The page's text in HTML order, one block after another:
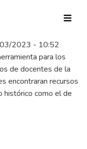
2023 - 10:52
para los
de docentes de la
encontraran recursos
histórico como el de